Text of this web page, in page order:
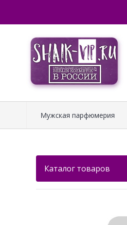
Мужская парфюмерия
Каталог товаров